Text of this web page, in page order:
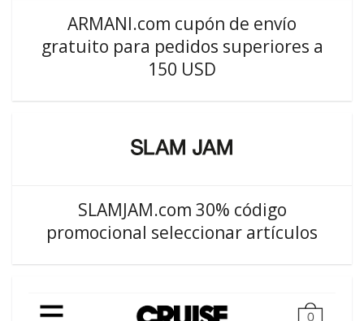
ARMANI.com cupón de envío
gratuito para pedidos superiores a
150 USD
SLAMJAM.com 30% código
promocional seleccionar artículos